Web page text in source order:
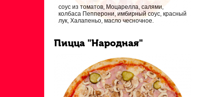
соус из томатов, Моцарелла, салями,
колбаса Пепперони, имбирный соус, красный
лук, Халапеньо, масло чесночное.
Пицца "Народная"